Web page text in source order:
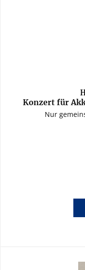
Konzert für
Nur